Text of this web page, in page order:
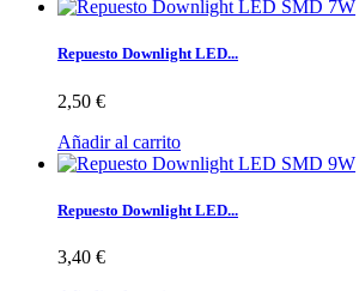
Repuesto Downlight LED...
2,50 €
Añadir al carrito
Repuesto Downlight LED...
3,40 €